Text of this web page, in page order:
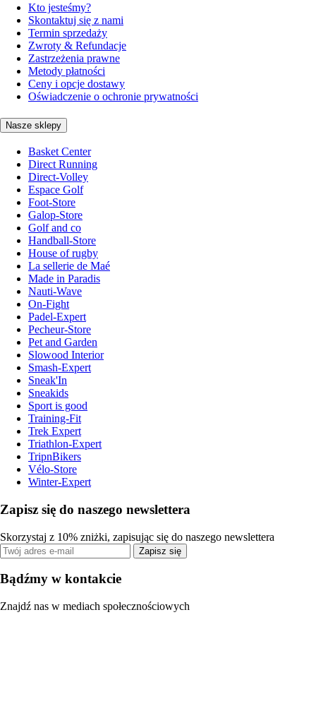
Kto jesteśmy?
Skontaktuj się z nami
Termin sprzedaży
Zwroty & Refundacje
Zastrzeżenia prawne
Metody płatności
Ceny i opcje dostawy
Oświadczenie o ochronie prywatności
Nasze sklepy
Basket Center
Direct Running
Direct-Volley
Espace Golf
Foot-Store
Galop-Store
Golf and co
Handball-Store
House of rugby
La sellerie de Maé
Made in Paradis
Nauti-Wave
On-Fight
Padel-Expert
Pecheur-Store
Pet and Garden
Slowood Interior
Smash-Expert
Sneak'In
Sneakids
Sport is good
Training-Fit
Trek Expert
Triathlon-Expert
TripnBikers
Vélo-Store
Winter-Expert
Zapisz się do naszego newslettera
Skorzystaj z 10% zniżki, zapisując się do naszego newslettera
Zapisz się
Bądźmy w kontakcie
Znajdź nas w mediach społecznościowych